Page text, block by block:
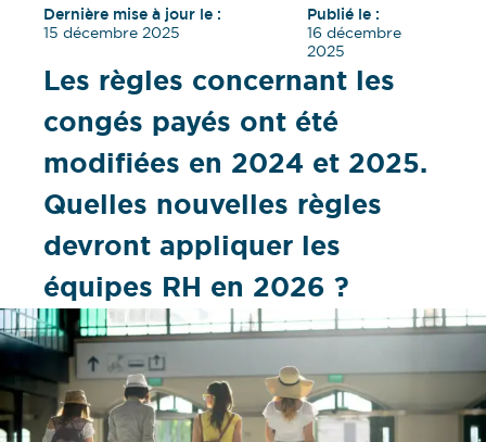
Dernière mise à jour le :
15 décembre 2025
Publié le :
16 décembre
2025
Les règles concernant les
congés payés ont été
modifiées en 2024 et 2025.
Quelles nouvelles règles
devront appliquer les
équipes RH en 2026 ?